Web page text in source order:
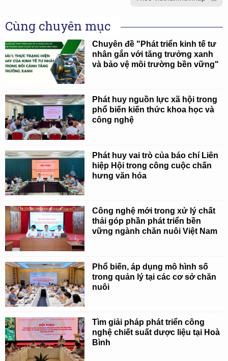
Cùng chuyên mục
Chuyên đề "Phát triển kinh tế tư
nhân gắn với tăng trưởng xanh
và bảo vệ môi trường bền vững"
Phát huy nguồn lực xã hội trong
phổ biến kiến thức khoa học và
công nghệ
Phát huy vai trò của báo chí Liên
hiệp Hội trong công cuộc chấn
hưng văn hóa
Công nghệ mới trong xử lý chất
thải góp phần phát triển bền
vững ngành chăn nuôi Việt Nam
Phổ biến, áp dụng mô hình số
trong quản lý tại các cơ sở chăn
nuôi
Tìm giải pháp phát triển công
nghệ chiết suất dược liệu tại Hoà
Bình